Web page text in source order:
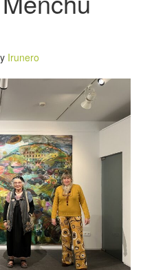
Irunero